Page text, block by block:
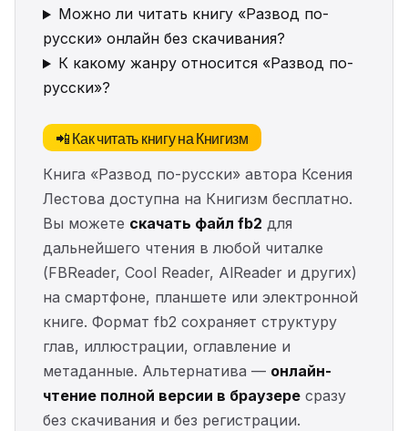
Можно ли читать книгу «Развод по-
русски» онлайн без скачивания?
К какому жанру относится «Развод по-
русски»?
📲 Как читать книгу на Книгизм
Книга «Развод по-русски» автора Ксения
Лестова доступна на Книгизм бесплатно.
Вы можете скачать файл fb2 для
дальнейшего чтения в любой читалке
(FBReader, Cool Reader, AlReader и других)
на смартфоне, планшете или электронной
книге. Формат fb2 сохраняет структуру
глав, иллюстрации, оглавление и
метаданные. Альтернатива — онлайн-
чтение полной версии в браузере сразу
без скачивания и без регистрации.